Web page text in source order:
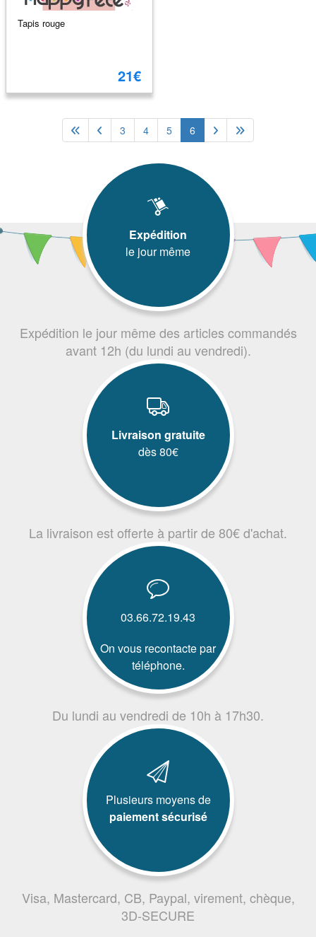
Tapis rouge
21€
3 4 5 6
Expédition
le jour même
Expédition le jour même des articles commandés
avant 12h (du lundi au vendredi).
Livraison gratuite
dès 80€
La livraison est offerte à partir de 80€ d'achat.
03.66.72.19.43
On vous recontacte par
téléphone.
Du lundi au vendredi de 10h à 17h30.
Plusieurs moyens de
paiement sécurisé
Visa, Mastercard, CB, Paypal, virement, chèque,
3D-SECURE